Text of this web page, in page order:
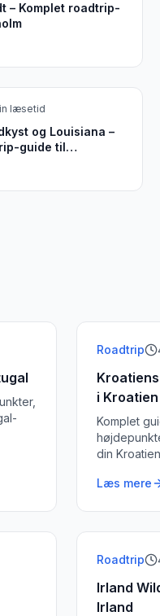
– Komplet roadtrip-
læsetid
og Louisiana –
guide til
Roadtrip
i Kroatien
Komplet
din
Læs mere
Roadtrip
Irland
Irland